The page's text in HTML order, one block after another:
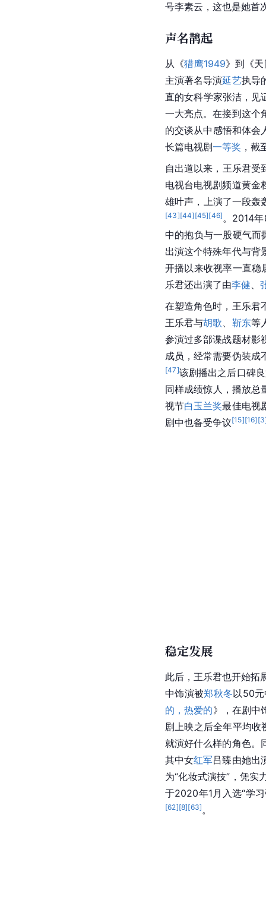
号李素云，这也是她首
声名鹊起
从《猎鹰1949》到《
主演著名导演延艺执导
直的女科学家张洁，见
一大亮点。在接到这个
的交谈从中感悟和体会
长篇电视剧一等奖 ，
自出道以来，王乐君受
电视台电视剧频道黄金
雄叶声，上演了一段轰
[43][44] [45][46]。2014
中的抱负与一股硬气而
出演这个特殊年代与背
开播以来收视率一直
乐君还出演了由李健、
在塑造角色时，王乐君
王乐君与胡歌、 靳东等
参演过多部谍战题材影
成员，经常需要伪装成
[47]该剧播出之后口碑
同样成绩惊人，播放总
视节白玉兰奖最佳电视
剧中也备受争议[15][16] [3
稳定发展
此后，王乐君也开始拓
中饰演被郑秋冬以50元
的，热爱的》，在剧中
剧上映之后全年平均收
就演好什么样的角色。
其中女红军吕臻由她出
为“化妆式演技”，凭实
于2020年1月入选“学
[62][8][63] 。